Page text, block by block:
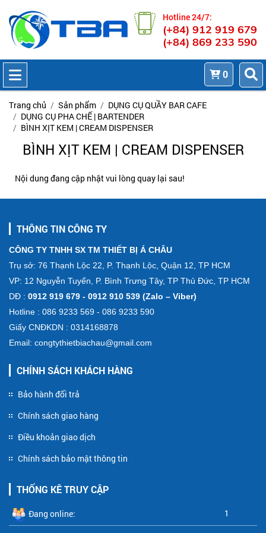
Hotline 24/7:
(+84) 912 919 679
(+84) 869 233 590
0
Trang chủ Sản phẩm
DỤNG CỤ QUẦY BAR CAFE
DỤNG CỤ PHA CHẾ | BARTENDER
BÌNH XỊT KEM | CREAM DISPENSER
BÌNH XỊT KEM | CREAM DISPENSER
Nội dung đang cập nhật vui lòng quay lại sau!
THÔNG TIN CÔNG TY
CÔNG TY TNHH SX TM THIẾT BỊ Á CHÂU
Trụ sở: 76 Thạnh Lộc 22, P. Thạnh Lộc, Quận 12, TP HCM
VP: 12 Nguyễn Tuyển, P. Bình Trưng Tây, TP Thủ Đức, TP HCM
DĐ : 0912 919 679 - 0912 910 539 (Zalo – Viber)
Hotline : 086 9233 569 - 086 9233 590
Giấy CNĐKDN : 0314168878
Email: congtythietbiachau@gmail.com
CHÍNH SÁCH KHÁCH HÀNG
Bảo hành đổi trả
Chính sách giao hàng
Điều khoản giao dịch
Chính sách bảo mật thông tin
THỐNG KÊ TRUY CẬP
Đang online: 1